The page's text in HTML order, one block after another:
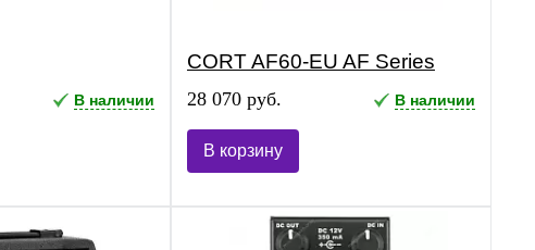
В наличии
CORT AF60-EU AF Series
28 070 руб. В наличии
В корзину